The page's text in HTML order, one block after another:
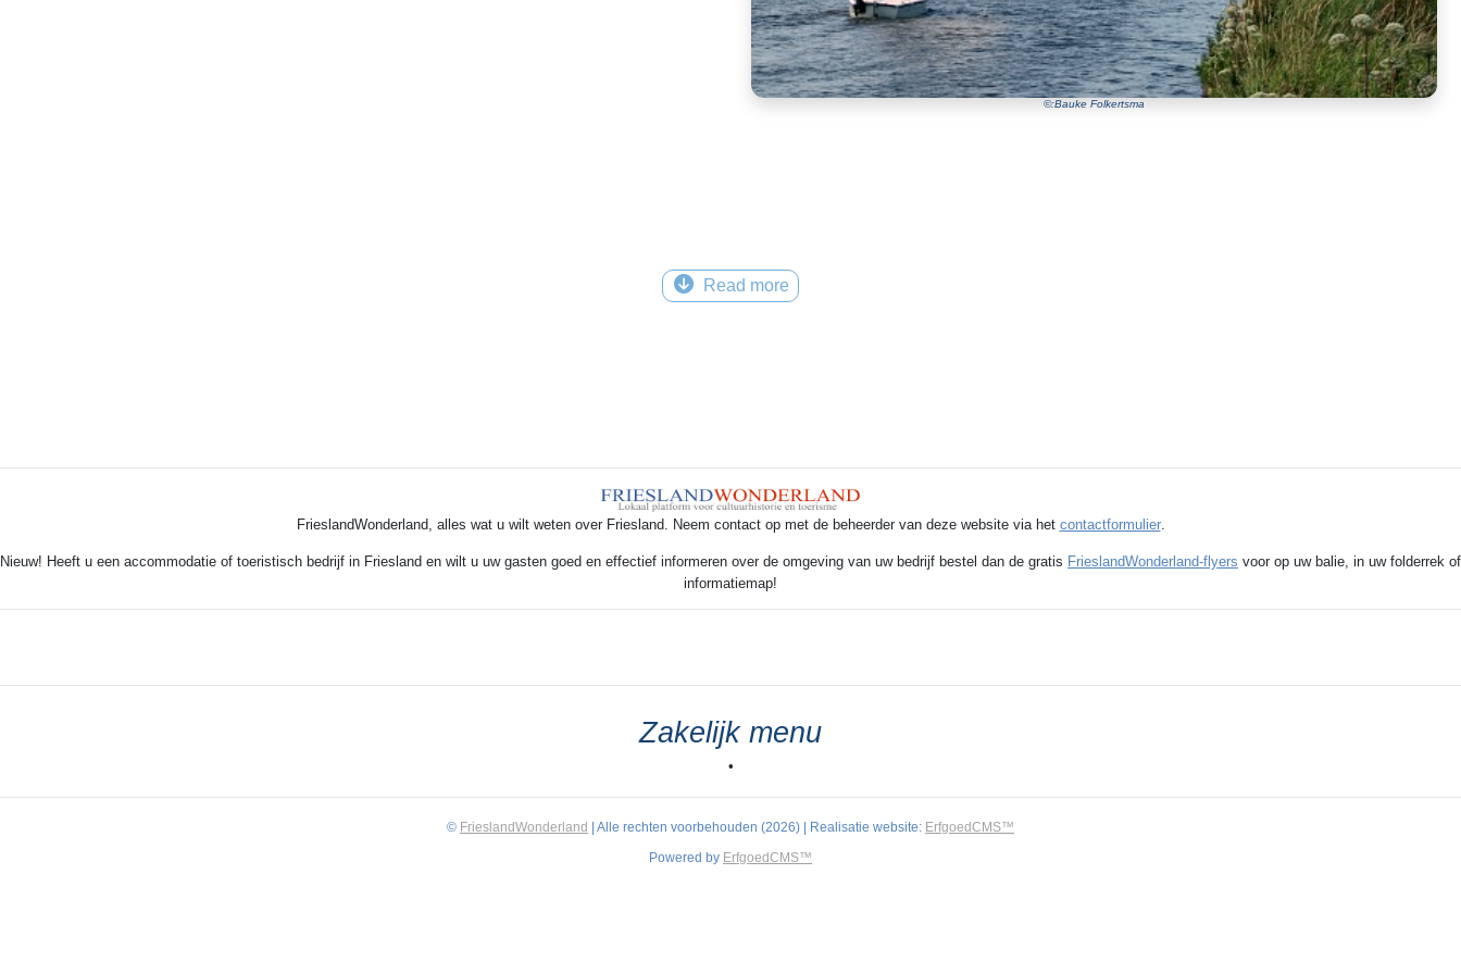
©:Bauke Folkertsma
Read more
FrieslandWonderland, alles wat u wilt weten over Friesland. Neem contact op met de beheerder van deze website via het contactformulier.
Nieuw! Heeft u een accommodatie of toeristisch bedrijf in Friesland en wilt u uw gasten goed en effectief informeren over de omgeving van uw bedrijf bestel dan de gratis FrieslandWonderland-flyers voor op uw balie, in uw folderrek of
informatiemap!
Zakelijk menu
•
© FrieslandWonderland | Alle rechten voorbehouden (2026) | Realisatie website: ErfgoedCMS™
Powered by ErfgoedCMS™